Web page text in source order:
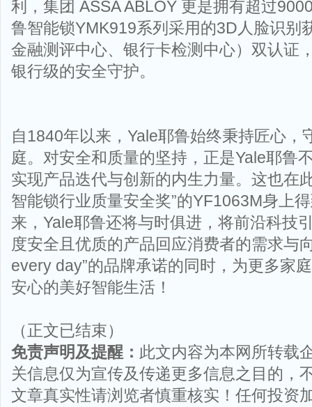
利，集团 ASSA ABLOY 更是拥有超过
鲁智能锁YMK919系列采用的3D人脸识别
金融测评中心、银行卡检测中心）双认证
银行级的安全守护。
自1840年以来，Yale耶鲁始终秉持匠心，
庭。对安全和质量的坚持，正是Yale耶鲁
实现产品迭代与创新的内生力量。这也在
智能锁行业质量安全奖”的YF1063M身上
来，Yale耶鲁还将与时俱进，将前沿科技
度安全且优质的产品回应消费者的需求与
every day”的品牌承诺的同时，为更多家
安心的美好智能生活！
（正文已结束）
免责声明及提醒： 此文内容为本网所转载
关信息仅为宣传及传递更多信息之目的，
文章真实性请浏览者慎重核实！任何投资